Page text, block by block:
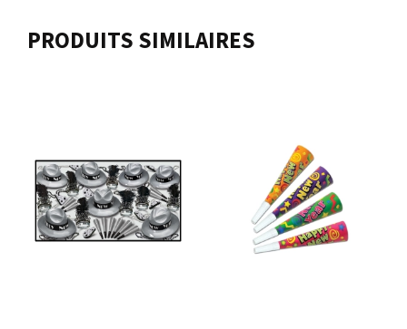
PRODUITS SIMILAIRES